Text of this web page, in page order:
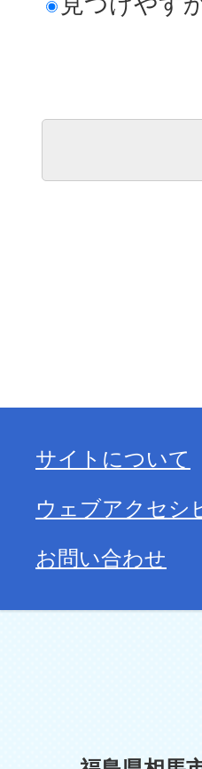
サイトについて
ウェブアクセシ
お問い合わせ